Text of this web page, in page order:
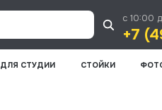
с 10:00
+7
ДЛЯ СТУДИИ СТОЙКИ